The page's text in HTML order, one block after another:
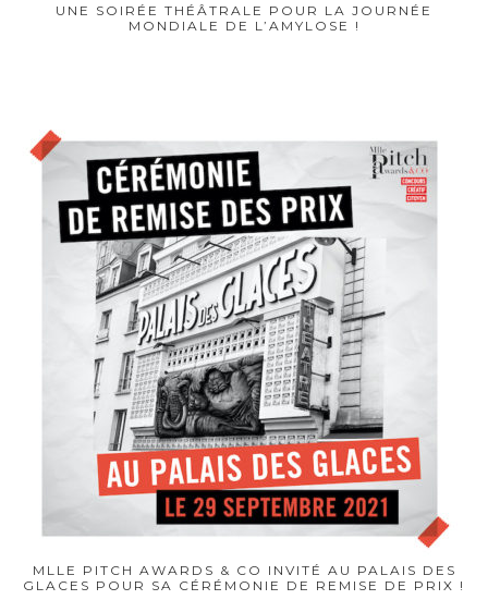
UNE SOIRÉE THÉÂTRALE POUR LA JOURNÉE
MONDIALE DE L’AMYLOSE !
MLLE PITCH AWARDS & CO INVITÉ AU PALAIS DES
GLACES POUR SA CÉRÉMONIE DE REMISE DE PRIX !